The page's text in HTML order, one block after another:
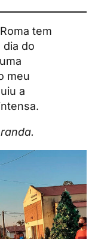
tem
dia do
meu
a